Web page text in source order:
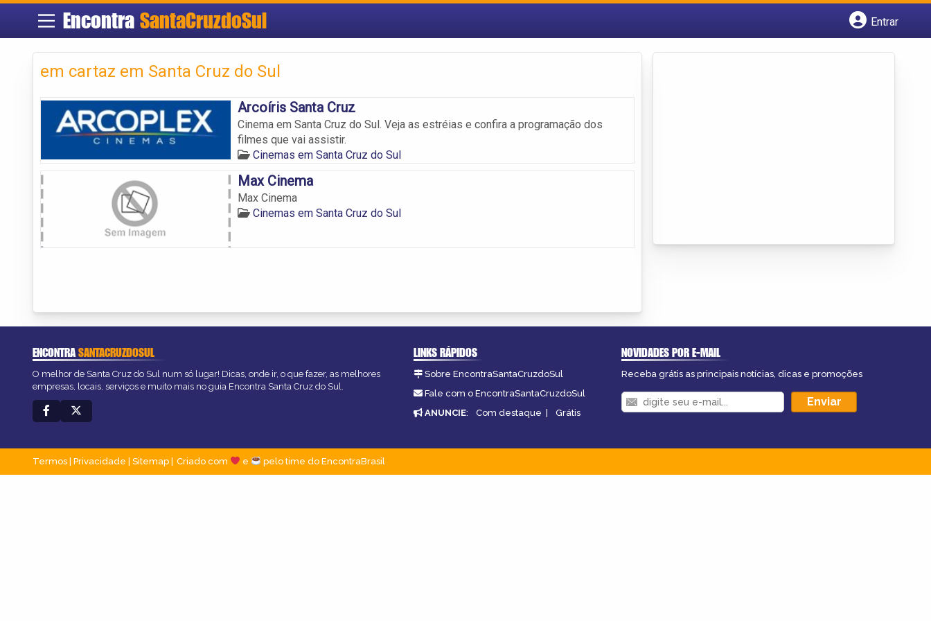
Encontra SantaCruzdoSul
Entrar
em cartaz em Santa Cruz do Sul
Arcoíris Santa Cruz
Cinema em Santa Cruz do Sul. Veja as estréias e confira a programação dos
filmes que vai assistir.
Cinemas em Santa Cruz do Sul
Max Cinema
Max Cinema
Cinemas em Santa Cruz do Sul
ENCONTRASANTACRUZDOSUL
O melhor de Santa Cruz do Sul num só lugar! Dicas, onde ir, o que fazer, as melhores
empresas, locais, serviços e muito mais no guia Encontra Santa Cruz do Sul.
LINKS RÁPIDOS
Sobre EncontraSantaCruzdoSul
Fale com o EncontraSantaCruzdoSul
ANUNCIE: Com destaque | Grátis
NOVIDADES POR E-MAIL
Receba grátis as principais notícias, dicas e promoções
Termos Privacidade Sitemap Criado com e pelo time do EncontraBrasil